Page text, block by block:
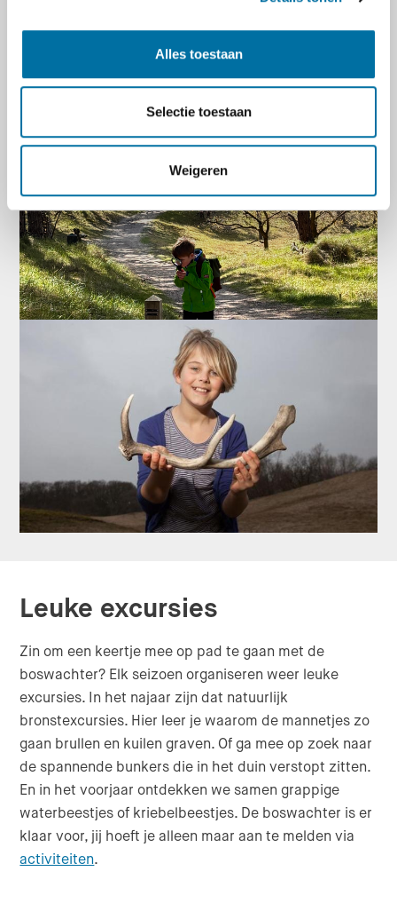
Alles toestaan
Selectie toestaan
Weigeren
Leuke excursies
Zin om een keertje mee op pad te gaan met de
boswachter? Elk seizoen organiseren weer leuke
excursies. In het najaar zijn dat natuurlijk
bronstexcursies. Hier leer je waarom de mannetjes zo
gaan brullen en kuilen graven. Of ga mee op zoek naar
de spannende bunkers die in het duin verstopt zitten.
En in het voorjaar ontdekken we samen grappige
waterbeestjes of kriebelbeestjes. De boswachter is er
klaar voor, jij hoeft je alleen maar aan te melden via
activiteiten.